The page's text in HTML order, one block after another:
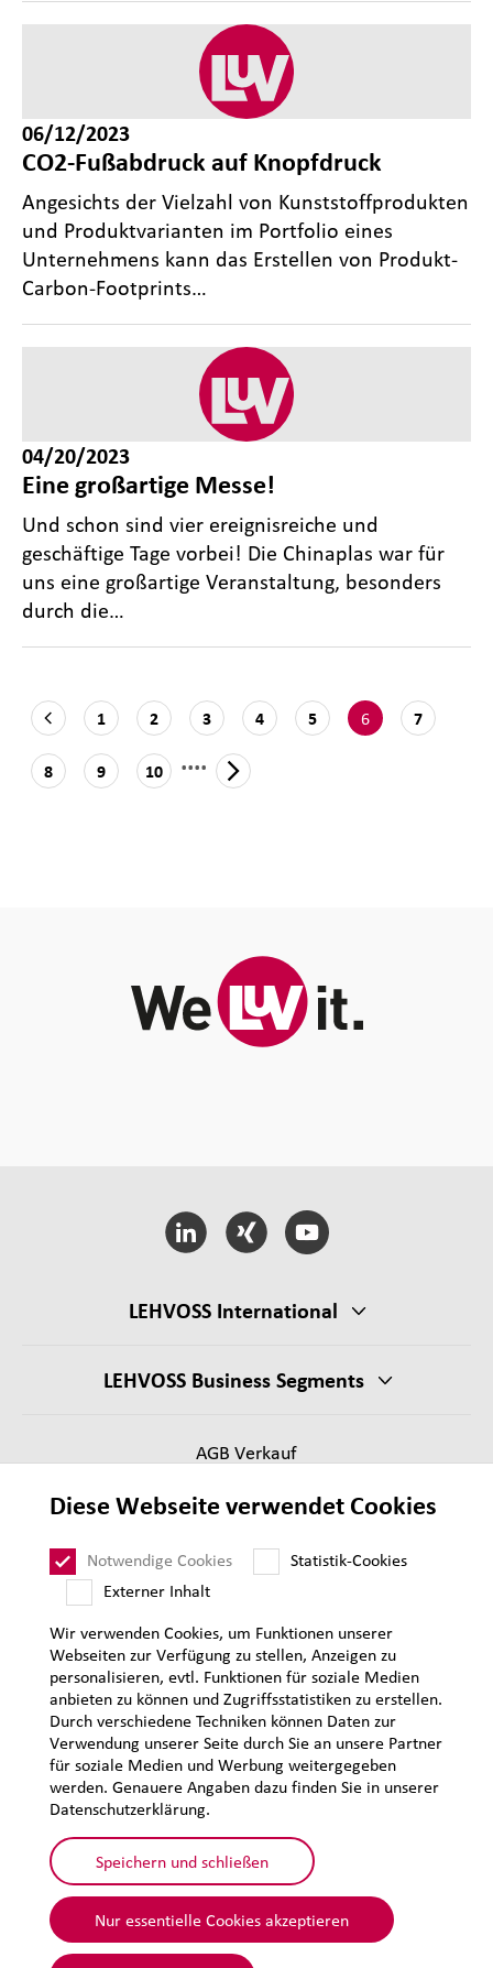
06/12/2023
CO2-Fußabdruck auf Knopfdruck
Angesichts der Vielzahl von Kunststoffprodukten
und Produktvarianten im Portfolio eines
Unternehmens kann das Erstellen von Produkt-
Carbon-Footprints…
04/20/2023
Eine großartige Messe!
Und schon sind vier ereignisreiche und
geschäftige Tage vorbei! Die Chinaplas war für
uns eine großartige Veranstaltung, besonders
durch die…
1 2 3 4 5 6 7
8 9 10 ....
LEHVOSS International
LEHVOSS Business Segments
AGB Verkauf
Impressum
Datenschutz
© 2026 Lehmann&Voss&Co.
Diese Webseite verwendet Cookies
Notwendige Cookies
Statistik-Cookies
Externer Inhalt
Wir verwenden Cookies, um Funktionen unserer
Webseiten zur Verfügung zu stellen, Anzeigen zu
personalisieren, evtl. Funktionen für soziale Medien
anbieten zu können und Zugriffsstatistiken zu erstellen.
Durch verschiedene Techniken können Daten zur
Verwendung unserer Seite durch Sie an unsere Partner
für soziale Medien und Werbung weitergegeben
werden. Genauere Angaben dazu finden Sie in unserer
Datenschutzerklärung.
Speichern und schließen
Nur essentielle Cookies akzeptieren